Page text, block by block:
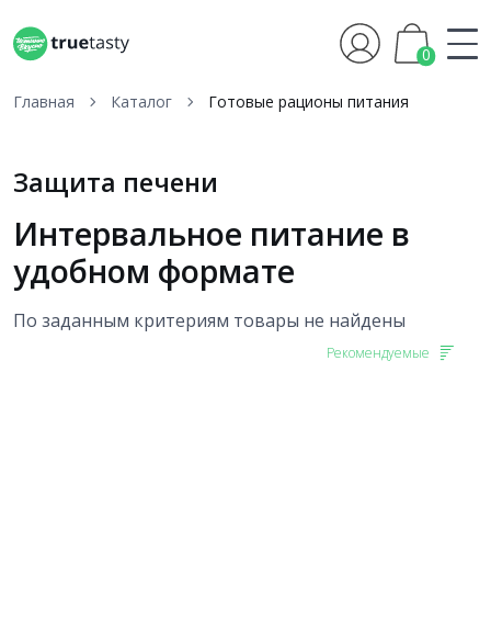
0
Главная Каталог Готовые рационы питания
Защита печени
Интервальное питание в
удобном формате
По заданным критериям товары не найдены
Рекомендуемые